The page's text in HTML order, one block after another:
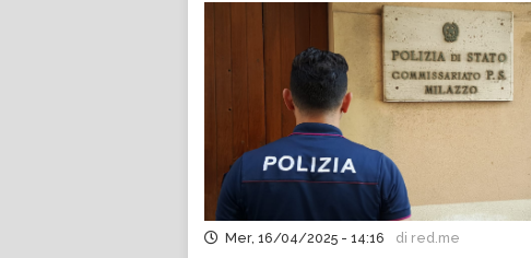
Mer, 16/04/2025 - 14:16 di red.me